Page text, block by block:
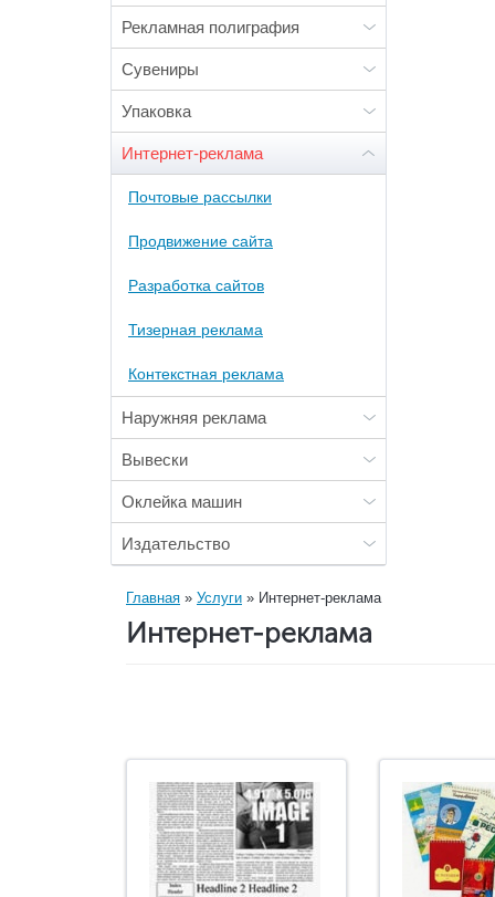
Рекламная полиграфия
Сувениры
Упаковка
Интернет-реклама
Почтовые рассылки
Продвижение сайта
Разработка сайтов
Тизерная реклама
Контекстная реклама
Наружняя реклама
Вывески
Оклейка машин
Издательство
Вы
здесь
Главная » Услуги » Интернет-реклама
Интернет-реклама